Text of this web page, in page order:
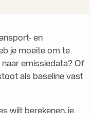
en
je moeite om te
emissiedata? Of
als baseline vast
wilt berekenen, je